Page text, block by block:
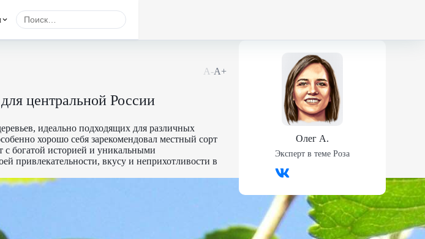
А-А+
центральной России
идеально подходящих для различных
хорошо себя зарекомендовал местный сорт
с богатой историей и уникальными
привлекательности, вкусу и неприхотливости в
Олег А.
Эксперт в теме Роза